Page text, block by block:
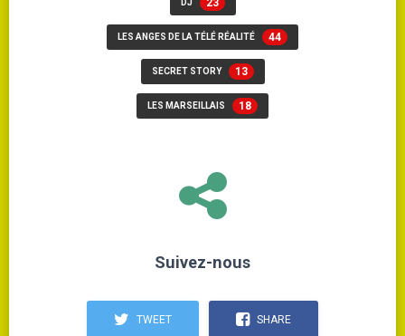
23
LES ANGES DE LA TÉLÉ RÉALITÉ 44
SECRET STORY 13
LES MARSEILLAIS 18
Suivez-nous
TWEET SHARE